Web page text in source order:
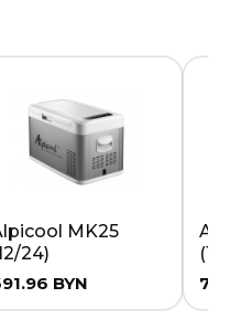
MK25
24)
BYN